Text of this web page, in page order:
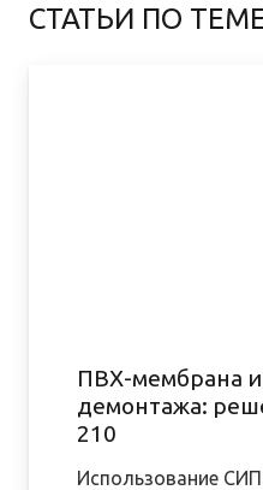
СТАТЬИ ПО
ПВХ-мембрана
демонтажа:
210
Использование